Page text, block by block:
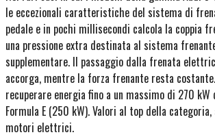
le eccezionali caratteristiche del sistema di
pedale e in pochi millisecondi calcola la coppia
una pressione extra destinata al sistema
supplementare. Il passaggio dalla frenata
accorga, mentre la forza frenante resta
recuperare energia fino a un massimo di 270
Formula E (250 kW). Valori al top della
motori elettrici.